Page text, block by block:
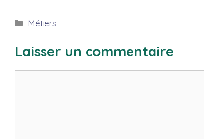
Catégories
Métiers
Laisser un commentaire